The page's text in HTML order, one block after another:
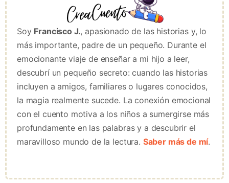
Soy Francisco J., apasionado de las historias y, lo
más importante, padre de un pequeño. Durante el
emocionante viaje de enseñar a mi hijo a leer,
descubrí un pequeño secreto: cuando las historias
incluyen a amigos, familiares o lugares conocidos,
la magia realmente sucede. La conexión emocional
con el cuento motiva a los niños a sumergirse más
profundamente en las palabras y a descubrir el
maravilloso mundo de la lectura. Saber más de mí.